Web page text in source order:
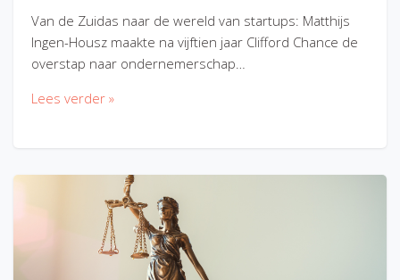
Van de Zuidas naar de wereld van startups: Matthijs
Ingen-Housz maakte na vijftien jaar Clifford Chance de
overstap naar ondernemerschap…
Lees verder »